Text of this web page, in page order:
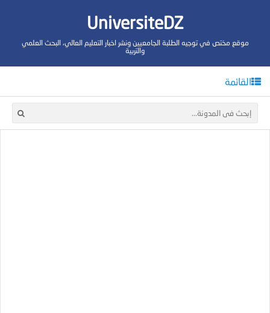
UniversiteDZ
موقع مختص في توجيه الطلبة الجامعيين ونشر اخبار التعليم العالي، البحث العلمي
والتربية
القائمة